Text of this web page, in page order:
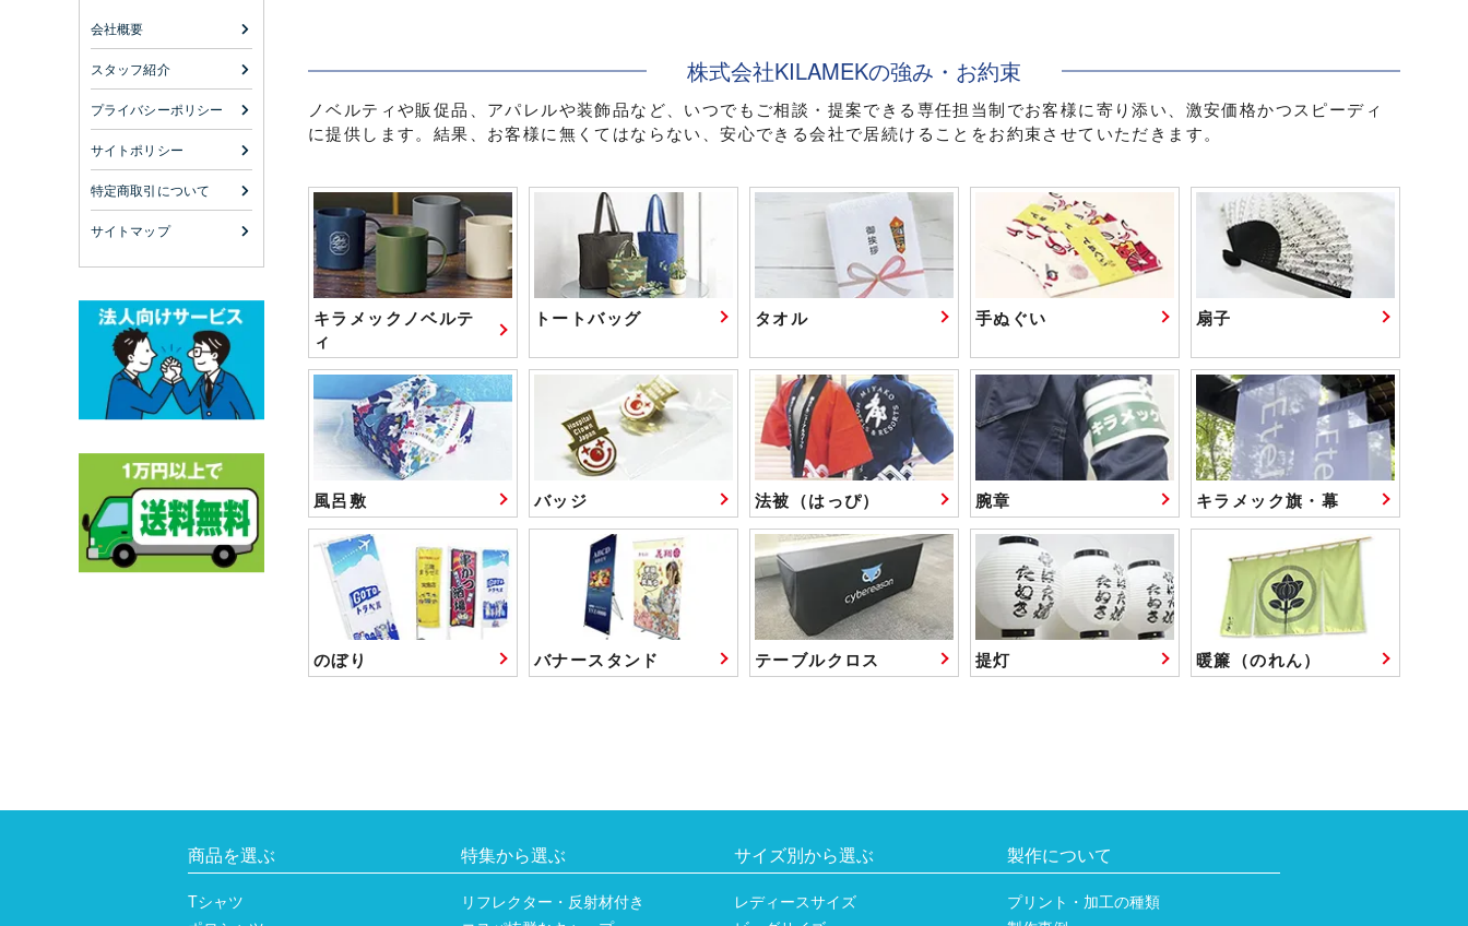
会社概要
スタッフ紹介
プライバシーポリシー
サイトポリシー
特定商取引について
サイトマップ
株式会社KILAMEKの強み・お約束
ノベルティや販促品、アパレルや装飾品など、いつでもご相談・提案できる専任担当制でお客様に寄り添い、激安価格かつスピーディ
に提供します。結果、お客様に無くてはならない、安心できる会社で居続けることをお約束させていただきます。
キラメックノベルテ
ィ
トートバッグ タオル 手ぬぐい 扇子
風呂敷 バッジ 法被（はっぴ） 腕章 キラメック旗・幕
のぼり バナースタンド テーブルクロス 提灯 暖簾（のれん）
商品を選ぶ
Tシャツ
特集から選ぶ
リフレクター・反射材付き
サイズ別から選ぶ
レディースサイズ
製作について
プリント・加工の種類